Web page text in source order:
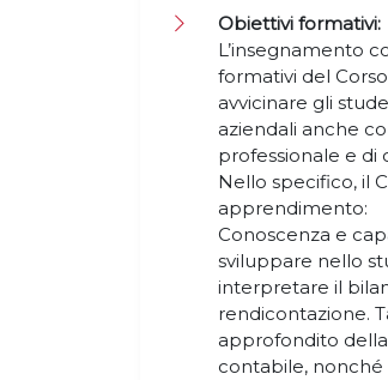
Obiettivi formativi:
L’insegnamento
formativi del
avvicinare gli
aziendali anche
professionale e di
Nello specifico, il
apprendimento:
Conoscenza e
sviluppare nello
interpretare il
rendicontazione.
approfondito
contabile, nonché